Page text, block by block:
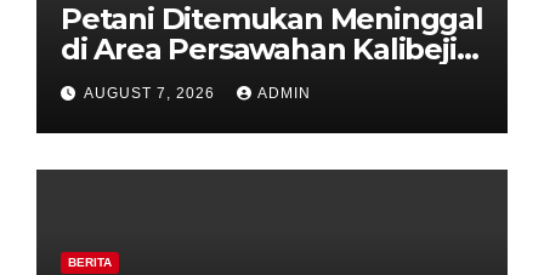
Petani Ditemukan Meninggal
di Area Persawahan Kalibeji,
Polisi Pastikan Tidak Ada
Tanda Kekerasan
AUGUST 7, 2026 ADMIN
BERITA